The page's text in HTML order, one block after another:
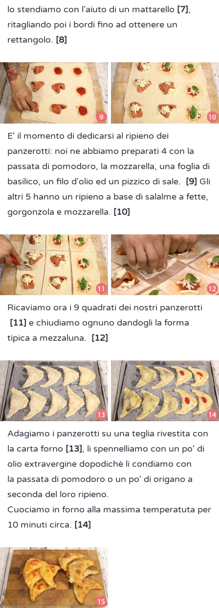
lo stendiamo con l'aiuto di un mattarello [7],
ritagliando poi i bordi fino ad ottenere un
rettangolo. [8]
E' il momento di dedicarsi al ripieno dei
panzerotti: noi ne abbiamo preparati 4 con la
passata di pomodoro, la mozzarella, una foglia di
basilico, un filo d'olio ed un pizzico di sale. [9] Gli
altri 5 hanno un ripieno a base di salalme a fette,
gorgonzola e mozzarella. [10]
Ricaviamo ora i 9 quadrati dei nostri panzerotti
[11] e chiudiamo ognuno dandogli la forma
tipica a mezzaluna. [12]
Adagiamo i panzerotti su una teglia rivestita con
la carta forno [13], li spennelliamo con un po' di
olio extravergine dopodichè li condiamo con
la passata di pomodoro o un po' di origano a
seconda del loro ripieno.
Cuociamo in forno alla massima temperatuta per
10 minuti circa. [14]